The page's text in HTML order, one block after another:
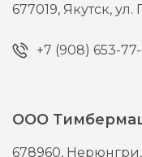
677019, Якутск,ул.
+7 (908) 653-77-
ООО
678960,